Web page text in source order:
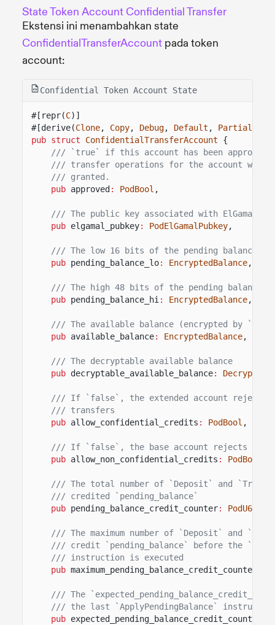
State Token Account Confidential Transfer
Ekstensi ini menambahkan state
ConfidentialTransferAccount pada token
account:
Confidential Token Account State
#[repr(C)]
#[derive(Clone, Copy, Debug, Default , PartialEq
pub struct
ConfidentialTransferAccount
{
/// `true` if this account has been
/// transfer operations for the account
/// granted.
pub approved : PodBool ,
/// The public key associated with ElGamal
pub elgamal_pubkey: PodElGamalPubkey,
/// The low 16 bits of the pending balance
pub pending_balance_lo: EncryptedBalance,
/// The high 48 bits of the pending balance
pub pending_balance_hi : EncryptedBalance,
/// The available balance (encrypted by
pub available_balance: EncryptedBalance,
/// The decryptable available balance
pub decryptable_available_balance:
/// If `false`, the extended account rejects
/// transfers
pub allow_confidential_credits : PodBool ,
/// If `false`, the base account rejects any
pub allow_non_confidential_credits : PodBool
/// The total number of `Deposit` and
/// credited `pending_balance`
pub pending_balance_credit_counter: PodU64
/// The maximum number of `Deposit` and
/// credit `pending_balance` before the
/// instruction is executed
pub maximum_pending_balance_credit_counter
/// The
/// the last `ApplyPendingBalance`
pub expected_pending_balance_credit_counter